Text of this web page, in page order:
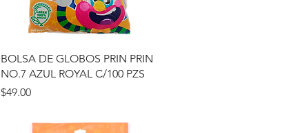
Vista rápida
BOLSA DE GLOBOS PRIN PRIN
NO.7 AZUL ROYAL C/100 PZS
Precio
$49.00